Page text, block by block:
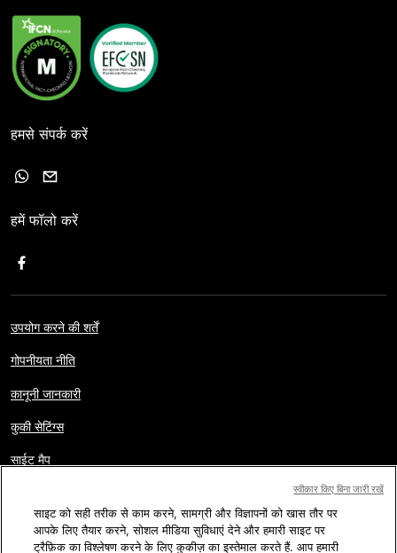
हमसे संपर्क करें
हमें फॉलो करें
उपयोग करने की शर्तें
गोपनीयता नीति
कानूनी जानकारी
कुकी सेटिंग्स
साईट मैप
कॉपीराइट © AFP 2017-2026. सर्वाधिकार सुरक्षित.पाठक हमारी वेबसाइट का
इस्तेमाल सिर्फ स्वयं, निजी और ग़ैर व्यावसायिक कार्यों के लिए कर सकते हैं. किसी भी
व्यावसायिक इस्तेमाल जैसे की AFP वेबसाइट के कंटेंट की किसी भी रूप में बिना अनुमति
साइट को सही तरीक से काम करने, सामग्री और विज्ञापनों को खास तौर पर
आपके लिए तैयार करने, सोशल मीडिया सुविधाएं देने और हमारी साइट पर
ट्रैफ़िक का विश्लेषण करने के लिए कुकीज़ का इस्तेमाल करते हैं. आप हमारी
स्वीकार किए बिना जारी रखें